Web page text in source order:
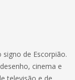
signo de Escorpião.
cinema e